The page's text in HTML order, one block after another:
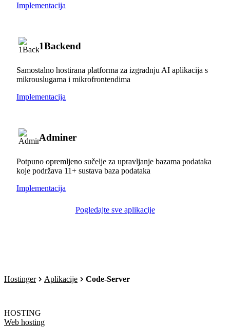
Implementacija
1Backend
Samostalno hostirana platforma za izgradnju AI aplikacija s
mikrouslugama i mikrofrontendima
Implementacija
Adminer
Potpuno opremljeno sučelje za upravljanje bazama podataka
koje podržava 11+ sustava baza podataka
Implementacija
Pogledajte sve aplikacije
Hostinger Aplikacije Code-Server
HOSTING
Web hosting